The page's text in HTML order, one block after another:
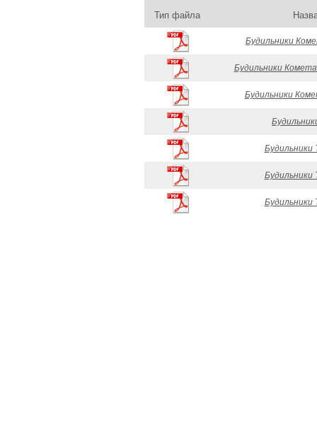
Тип файла
Будильники
Будильники
Будильники
Будильники
Будильники
Будильники